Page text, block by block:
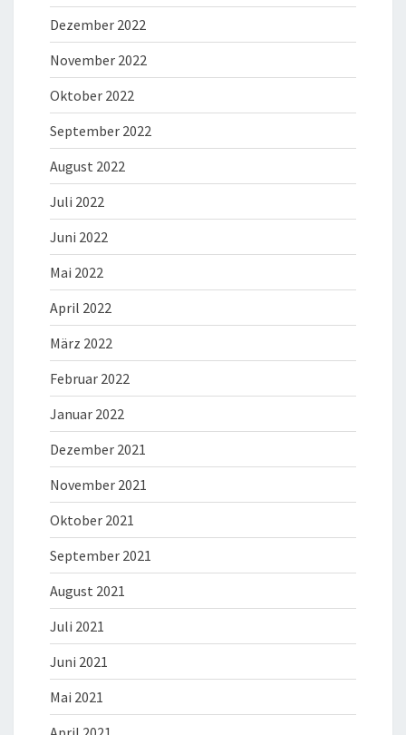
Dezember 2022
November 2022
Oktober 2022
September 2022
August 2022
Juli 2022
Juni 2022
Mai 2022
April 2022
März 2022
Februar 2022
Januar 2022
Dezember 2021
November 2021
Oktober 2021
September 2021
August 2021
Juli 2021
Juni 2021
Mai 2021